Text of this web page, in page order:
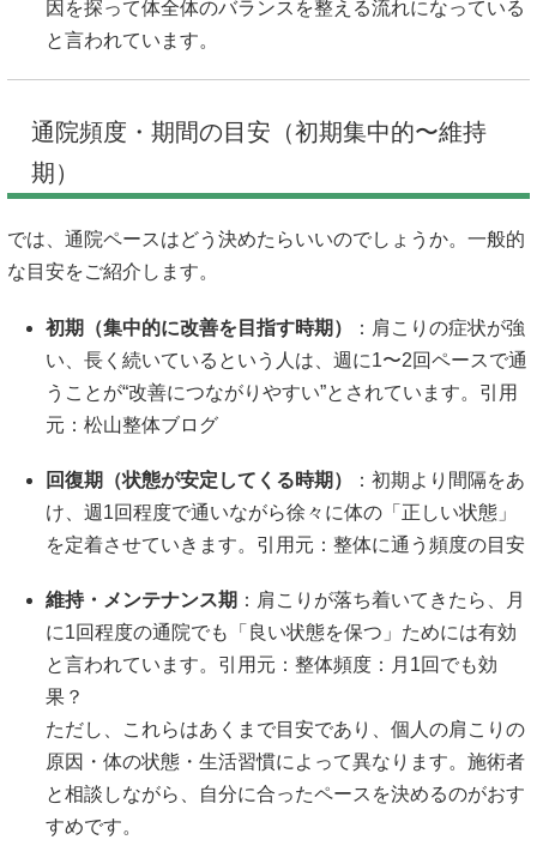
因を探って体全体のバランスを整える流れになっている
と言われています。
通院頻度・期間の目安（初期集中的〜維持
期）
では、通院ペースはどう決めたらいいのでしょうか。一般的
な目安をご紹介します。
初期（集中的に改善を目指す時期）
：肩こりの症状が強
い、長く続いているという人は、週に1〜2回ペースで通
うことが“改善につながりやすい”とされています。引用
元： 松山整体ブログ
回復期（状態が安定してくる時期）
：初期より間隔をあ
け、週1回程度で通いながら徐々に体の「正しい状態」
を定着させていきます。引用元： 整体に通う頻度の目安
維持・メンテナンス期 ：肩こりが落ち着いてきたら、月
に1回程度の通院でも「良い状態を保つ」ためには有効
と言われています。引用元： 整体頻度：月1回でも効
果？
ただし、これらはあくまで目安であり、個人の肩こりの
原因・体の状態・生活習慣によって異なります。施術者
と相談しながら、自分に合ったペースを決めるのがおす
すめです。